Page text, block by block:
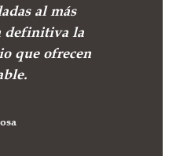
al más
definitiva la
que ofrecen